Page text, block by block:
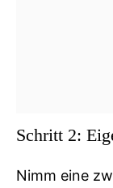
Schritt 2:
Nimm eine